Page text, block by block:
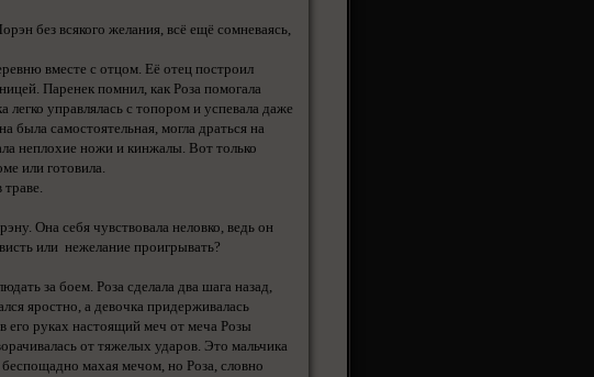
без всякого желания, всё ещё сомневаясь,
вместе с отцом. Её отец построил
Паренек помнил, как Роза помогала
легко управлялась с топором и успевала даже
была самостоятельная, могла драться на
неплохие ножи и кинжалы. Вот только
или готовила.
Она себя чувствовала неловко, ведь он
или нежелание проигрывать?
за боем. Роза сделала два шага назад,
яростно, а девочка придерживалась
его руках настоящий меч от меча Розы
от тяжелых ударов. Это мальчика
махая мечом, но Роза, словно